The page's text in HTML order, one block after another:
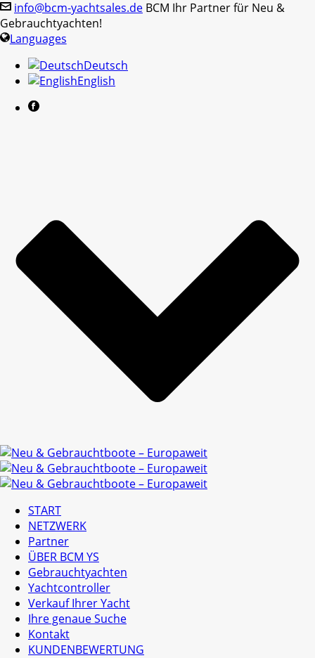
info@bcm-yachtsales.de BCM Ihr Partner für Neu &
Gebrauchtyachten!
Languages
Deutsch
English
START
NETZWERK
Partner
ÜBER BCM YS
Gebrauchtyachten
Yachtcontroller
Verkauf Ihrer Yacht
Ihre genaue Suche
Kontakt
KUNDENBEWERTUNG